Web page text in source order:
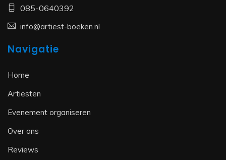
085-0640392
info@artiest-boeken.nl
Navigatie
Home
Artiesten
Evenement organiseren
Over ons
Reviews